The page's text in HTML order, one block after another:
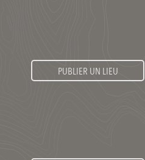
PUBLIER UN LIEU